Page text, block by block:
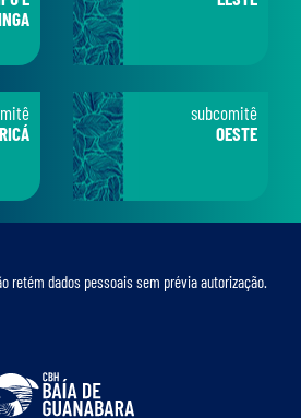
subcomitê
OESTE
retém dados pessoais sem prévia autorização.